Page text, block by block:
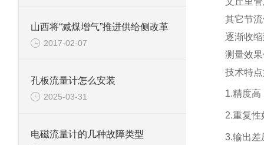
山西将“减煤增气”推进供给侧改革
2017-02-07
孔板流量计怎么安装
2025-03-31
电磁流量计的几种故障类型
其它节
逐渐收
测量效
技术特
1.精度高
2.重复性
3.输出差